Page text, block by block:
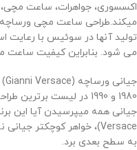
اکسسوری، جواهرات، ساعت مچی،
میکند.طراحی ساعت مچی ورساچه
تولید آنها در سوئیس با
می شود. بنابراین کیفیت ساعت
جیانی ورساچه (Gianni Versace
1980 و 1990 در لیست
جیانی همه میپرسیدن آیا این
Versace)، خواهر کوچکتر جیانی
به سطح بعدی برد.